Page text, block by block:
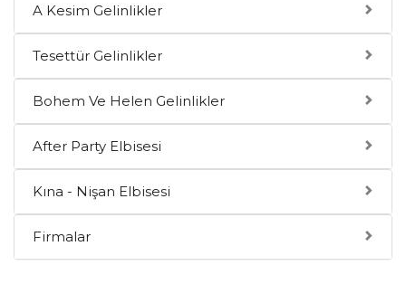
A Kesim Gelinlikler
Tesettür Gelinlikler
Bohem Ve Helen Gelinlikler
After Party Elbisesi
Kına - Nişan Elbisesi
Firmalar